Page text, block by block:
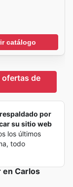
catálogo
ofertas de
por
su sitio web
los últimos
todo
en Carlos